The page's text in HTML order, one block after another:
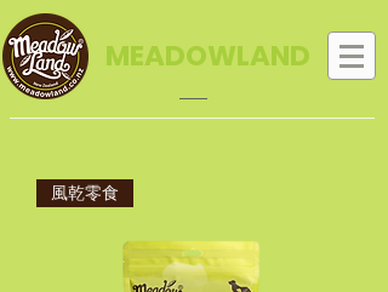
MEADOWLAND
風乾零食